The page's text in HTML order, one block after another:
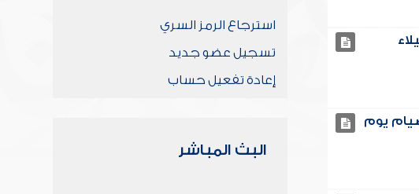
يوم
استرجاع الرمز السري
تسجيل عضو جديد
إعادة تفعيل حساب
البث المباشر